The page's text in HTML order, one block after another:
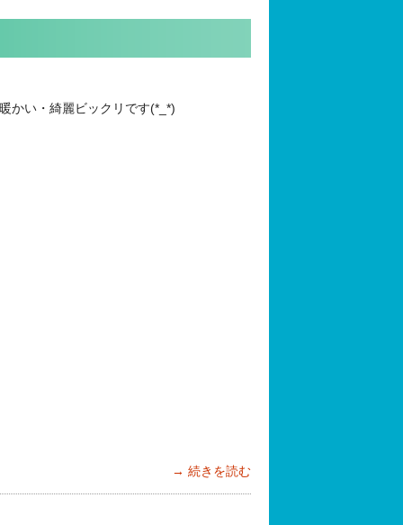
い・綺麗ビックリです(*_*)
続きを読む